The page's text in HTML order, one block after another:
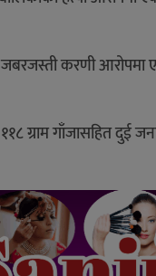
करणी आरोपमा
ग्राम गाँजासहित दुई